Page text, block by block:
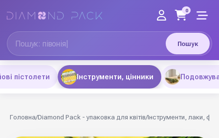
Пошук
0
пістолети Інструменти, цінники
Головна/Diamond Pack - упаковка для квітів/Інструменти, лаки,